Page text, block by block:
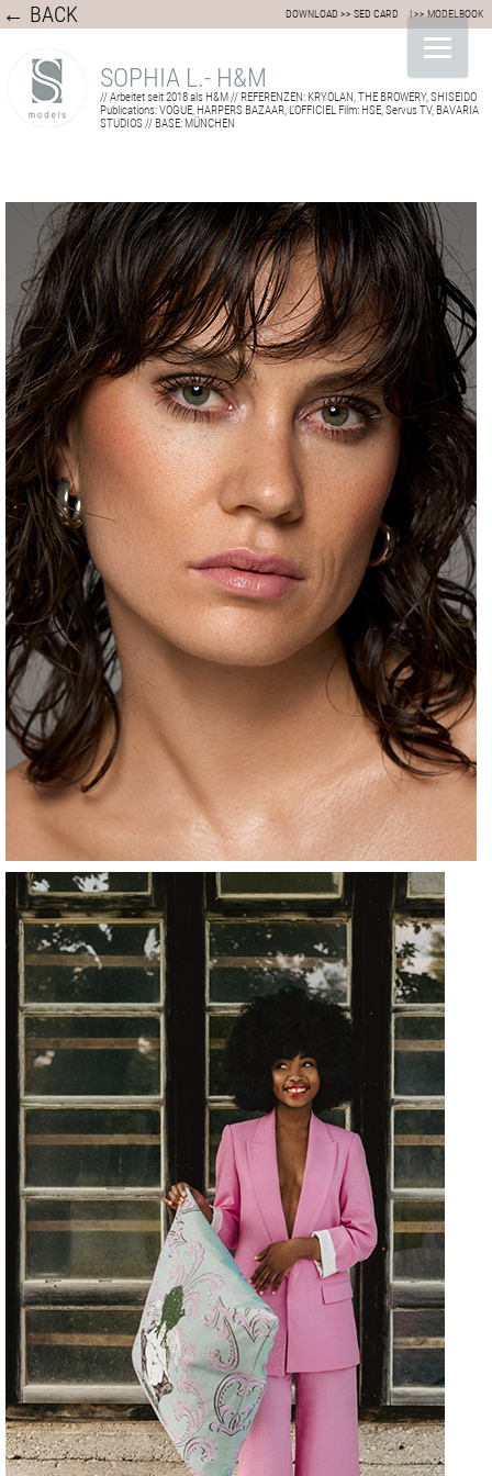
← BACK | >> MODELBOOK
DOWNLOAD >> SED CARD
SOPHIA L.- H&M
// Arbeitet seit 2018 als H&M // REFERENZEN: KRYOLAN, THE BROWERY, SHISEIDO
Publications: VOGUE, HARPERS BAZAAR, L'OFFICIEL Film: HSE, Servus TV, BAVARIA
STUDIOS // BASE: MÜNCHEN